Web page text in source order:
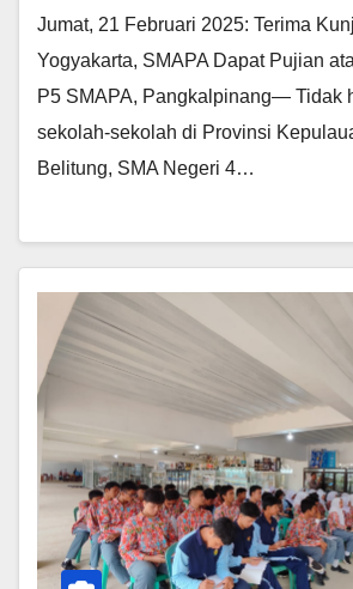
Jumat, 21 Februari 2025: Terima
Yogyakarta, SMAPA Dapat Pujian
P5 SMAPA, Pangkalpinang— Tidak
sekolah-sekolah di Provinsi
Belitung, SMA Negeri 4…